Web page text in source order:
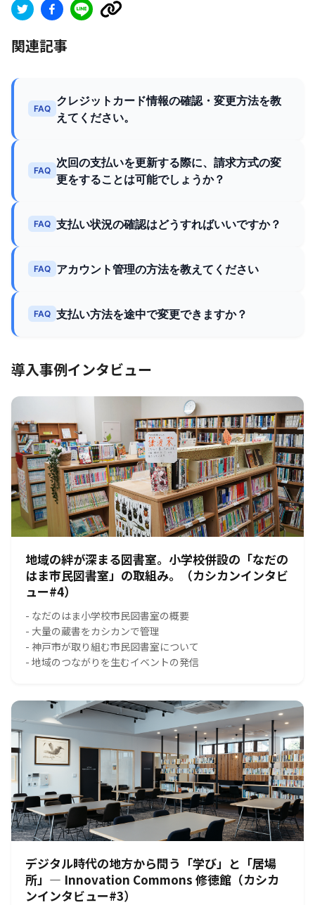
関連記事
FAQ
クレジットカード情報の確認・変更方法を教
えてください。
FAQ
次回の支払いを更新する際に、請求方式の変
更をすることは可能でしょうか？
FAQ 支払い状況の確認はどうすればいいですか？
FAQ アカウント管理の方法を教えてください
FAQ 支払い方法を途中で変更できますか？
導入事例インタビュー
地域の絆が深まる図書室。小学校併設の「なだの
はま市民図書室」の取組み。（カシカンインタビ
ュー#4）
- なだのはま小学校市民図書室の概要
- 大量の蔵書をカシカンで管理
- 神戸市が取り組む市民図書室について
- 地域のつながりを生むイベントの発信
デジタル時代の地方から問う「学び」と「居場
所」― Innovation Commons 修徳館（カシカ
ンインタビュー#3）